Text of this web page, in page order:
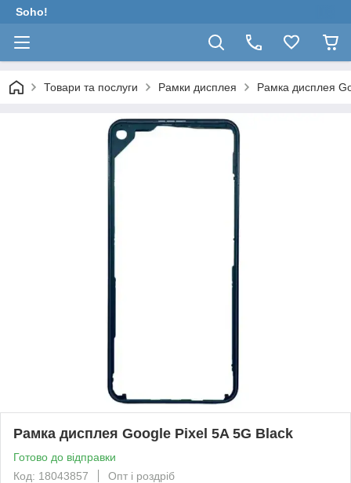
Soho!
Товари та послуги Рамки дисплея Рамка дисплея
Рамка дисплея Google Pixel 5A 5G Black
Готово до відправки
Код: 18043857
Опт і роздріб